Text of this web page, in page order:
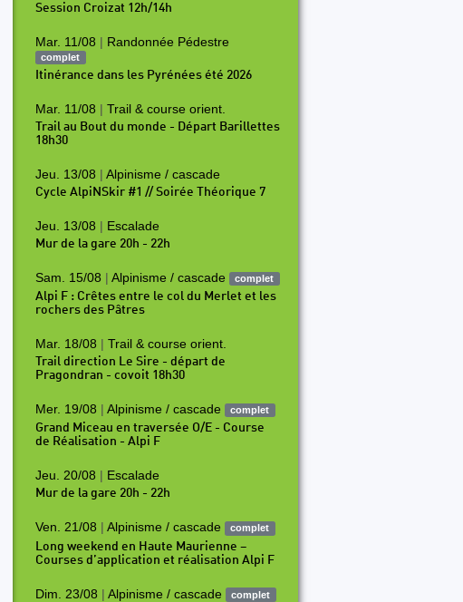
Session Croizat 12h/14h
Mar. 11/08 | Randonnée Pédestre
complet
Itinérance dans les Pyrénées été 2026
Mar. 11/08 | Trail & course orient.
Trail au Bout du monde - Départ Barillettes
18h30
Jeu. 13/08 | Alpinisme / cascade
Cycle AlpiNSkir #1 // Soirée Théorique 7
Jeu. 13/08 | Escalade
Mur de la gare 20h - 22h
Sam. 15/08 | Alpinisme / cascade complet
Alpi F : Crêtes entre le col du Merlet et les
rochers des Pâtres
Mar. 18/08 | Trail & course orient.
Trail direction Le Sire - départ de
Pragondran - covoit 18h30
Mer. 19/08 | Alpinisme / cascade complet
Grand Miceau en traversée O/E - Course
de Réalisation - Alpi F
Jeu. 20/08 | Escalade
Mur de la gare 20h - 22h
Ven. 21/08 | Alpinisme / cascade complet
Long weekend en Haute Maurienne –
Courses d’application et réalisation Alpi F
Dim. 23/08 | Alpinisme / cascade complet